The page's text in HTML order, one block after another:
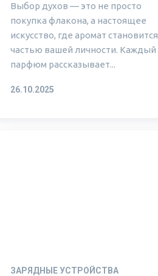
Выбор духов — это не просто
покупка флакона, а настоящее
искусство, где аромат становится
частью вашей личности. Каждый
парфюм рассказывает...
26.10.2025
ЗАРЯДНЫЕ УСТРОЙСТВА